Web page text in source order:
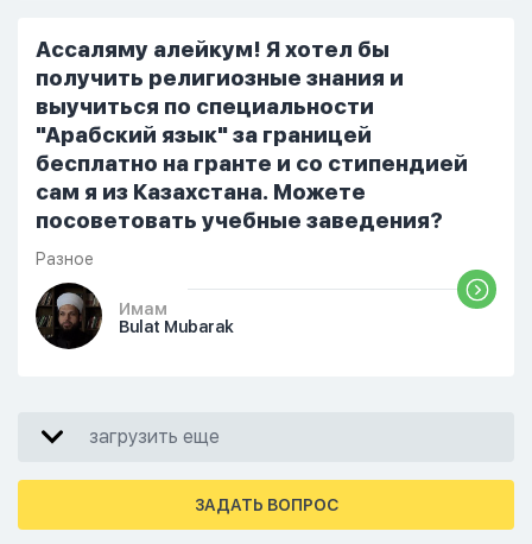
Ассаляму алейкум! Я хотел бы
получить религиозные знания и
выучиться по специальности
"Арабский язык" за границей
бесплатно на гранте и со стипендией
сам я из Казахстана. Можете
посоветовать учебные заведения?
Разное
Имам
Bulat Mubarak
загрузить еще
ЗАДАТЬ ВОПРОС